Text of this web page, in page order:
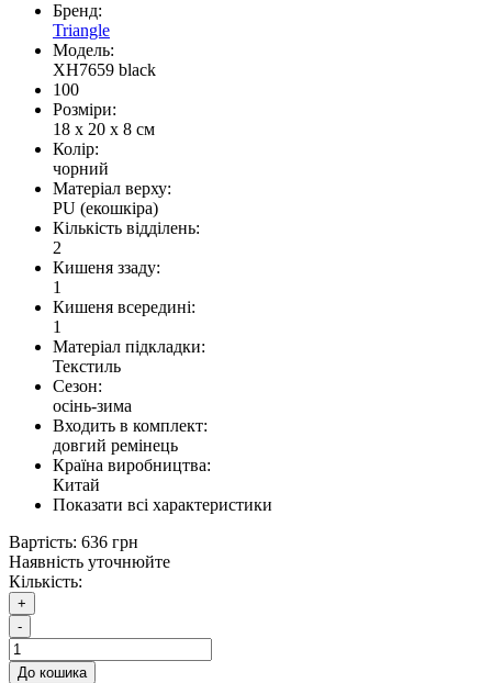
Бренд:
Triangle
Модель:
XH7659 black
100
Розміри:
18 x 20 x 8 см
Колір:
чорний
Матеріал верху:
PU (екошкіра)
Кількість відділень:
2
Кишеня ззаду:
1
Кишеня всередині:
1
Матеріал підкладки:
Текстиль
Сезон:
осінь-зима
Входить в комплект:
довгий ремінець
Країна виробництва:
Китай
Показати всі характеристики
Вартість: 636 грн
Наявність уточнюйте
Кількість:
+
-
До кошика